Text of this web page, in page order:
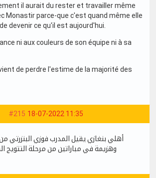
il aurait du rester et travailler même
Monastir parce-que c'est quand même elle
devenir ce qu'il est aujourd'hui.
ni aux couleurs de son équipe ni à sa
de perdre l'estime de la majorité des
#215 18-07-2022 11:35
أهلي بنغازي يقيل المدرب فوزي البنزرتي
وهزيمة في مباراتين من مرحلة التتويج